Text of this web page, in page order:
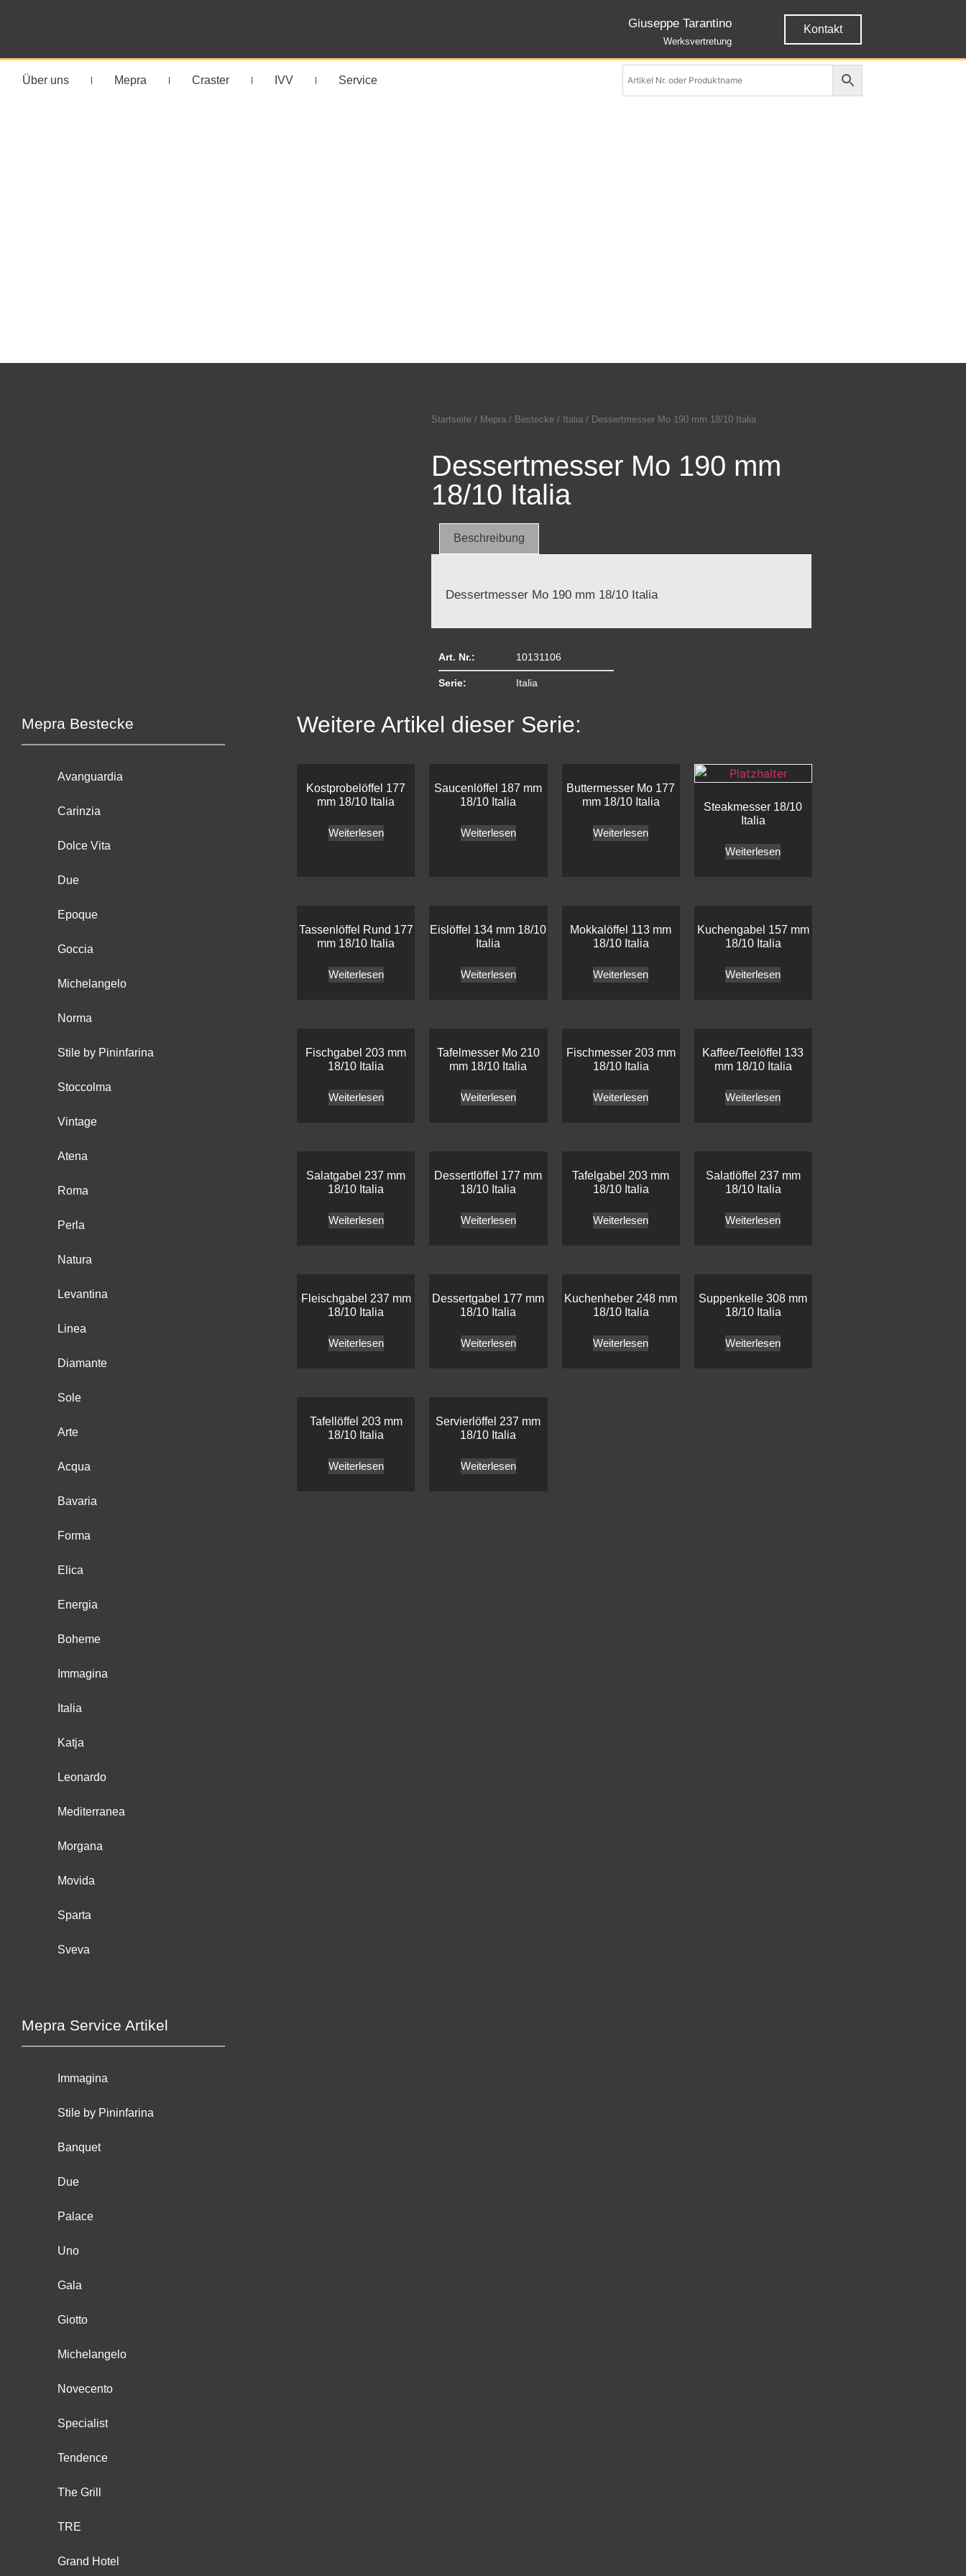
Giuseppe Tarantino
Werksvertretung
Kontakt
Über uns Mepra Craster IVV Service
Startseite / Mepra / Bestecke / Italia / Dessertmesser Mo 190 mm 18/10 Italia
Dessertmesser Mo 190 mm
18/10 Italia
Beschreibung
Dessertmesser Mo 190 mm 18/10 Italia
Art. Nr.: 10131106
Serie: Italia
Mepra Bestecke
Avanguardia
Carinzia
Dolce Vita
Due
Epoque
Goccia
Michelangelo
Norma
Stile by Pininfarina
Stoccolma
Vintage
Atena
Roma
Perla
Natura
Levantina
Linea
Diamante
Sole
Arte
Acqua
Bavaria
Forma
Elica
Energia
Boheme
Immagina
Italia
Katja
Leonardo
Mediterranea
Morgana
Movida
Sparta
Sveva
Mepra Service Artikel
Immagina
Stile by Pininfarina
Banquet
Due
Palace
Uno
Gala
Giotto
Michelangelo
Novecento
Specialist
Tendence
The Grill
TRE
Grand Hotel
Weitere Artikel dieser Serie:
Kostprobelöffel 177
mm 18/10 Italia
Weiterlesen
Saucenlöffel 187 mm
18/10 Italia
Weiterlesen
Buttermesser Mo 177
mm 18/10 Italia
Weiterlesen
Steakmesser 18/10
Italia
Weiterlesen
Tassenlöffel Rund 177
mm 18/10 Italia
Weiterlesen
Eislöffel 134 mm 18/10
Italia
Weiterlesen
Mokkalöffel 113 mm
18/10 Italia
Weiterlesen
Kuchengabel 157 mm
18/10 Italia
Weiterlesen
Fischgabel 203 mm
18/10 Italia
Weiterlesen
Tafelmesser Mo 210
mm 18/10 Italia
Weiterlesen
Fischmesser 203 mm
18/10 Italia
Weiterlesen
Kaffee/Teelöffel 133
mm 18/10 Italia
Weiterlesen
Salatgabel 237 mm
18/10 Italia
Weiterlesen
Dessertlöffel 177 mm
18/10 Italia
Weiterlesen
Tafelgabel 203 mm
18/10 Italia
Weiterlesen
Salatlöffel 237 mm
18/10 Italia
Weiterlesen
Fleischgabel 237 mm
18/10 Italia
Weiterlesen
Dessertgabel 177 mm
18/10 Italia
Weiterlesen
Kuchenheber 248 mm
18/10 Italia
Weiterlesen
Suppenkelle 308 mm
18/10 Italia
Weiterlesen
Tafellöffel 203 mm
18/10 Italia
Weiterlesen
Servierlöffel 237 mm
18/10 Italia
Weiterlesen